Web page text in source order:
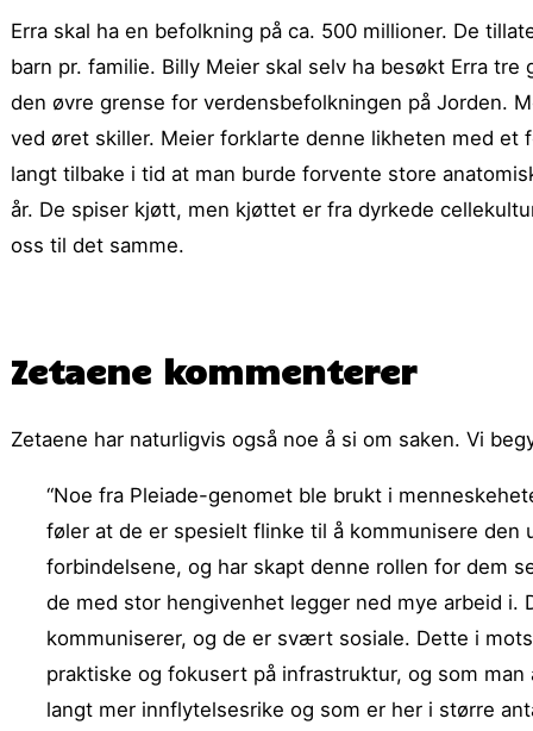
Erra skal ha en befolkning på ca. 500 millioner. De
barn pr. familie. Billy Meier skal selv ha besøkt Erra
den øvre grense for verdens­befolkningen på Jorden.
ved øret skiller. Meier forklarte denne likheten med et
langt tilbake i tid at man burde forvente store
år. De spiser kjøtt, men kjøttet er fra dyrkede
oss til det samme.
Zetaene kommenterer
Zetaene har naturligvis også noe å si om saken. Vi
“Noe fra Pleiade-genomet ble brukt i
føler at de er spesielt flinke til å kommunisere
forbindelsene, og har skapt denne rollen for dem
de med stor hengivenhet legger ned mye arbeid
kommuniserer, og de er svært sosiale. Dette i
praktiske og fokusert på infrastruktur, og som
langt mer innflytelsesrike og som er her i større